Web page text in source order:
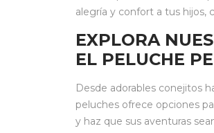
alegría y confort a tus hijos,
EXPLORA
EL PELUCHE
Desde adorables conejitos
peluches ofrece opciones
y haz que sus aventuras